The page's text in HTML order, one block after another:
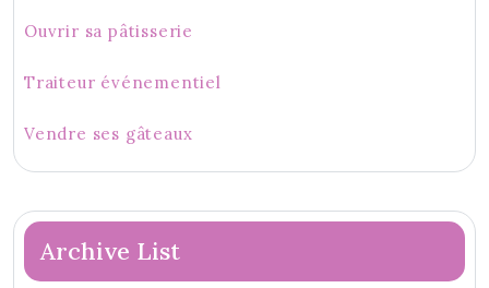
Ouvrir sa pâtisserie
Traiteur événementiel
Vendre ses gâteaux
Archive List